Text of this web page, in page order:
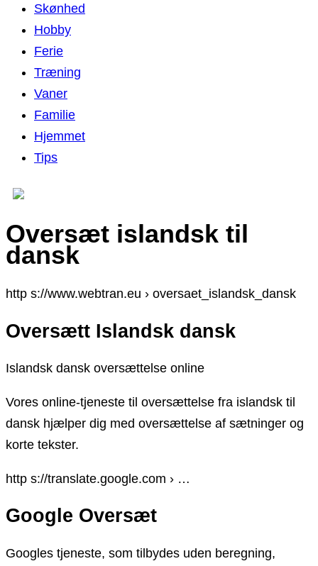
Skønhed
Hobby
Ferie
Træning
Vaner
Familie
Hjemmet
Tips
Oversæt islandsk til
dansk
http s://www.webtran.eu › oversaet_islandsk_dansk
Oversætt Islandsk dansk
Islandsk dansk oversættelse online
Vores online-tjeneste til oversættelse fra islandsk til
dansk hjælper dig med oversættelse af sætninger og
korte tekster.
http s://translate.google.com › …
Google Oversæt
Googles tjeneste, som tilbydes uden beregning,